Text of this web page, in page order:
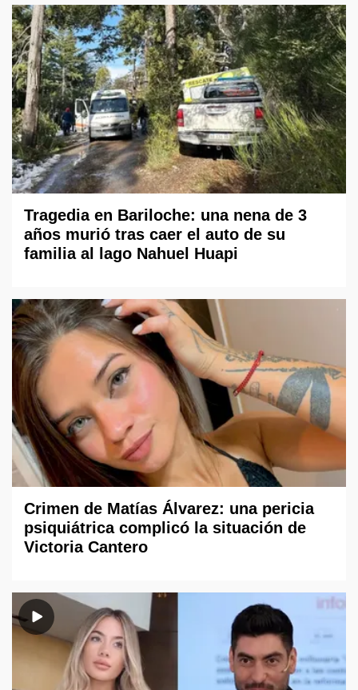
Tragedia en Bariloche: una nena de 3
años murió tras caer el auto de su
familia al lago Nahuel Huapi
Crimen de Matías Álvarez: una pericia
psiquiátrica complicó la situación de
Victoria Cantero